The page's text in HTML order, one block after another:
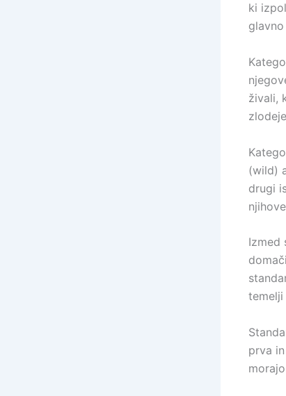
ki
živali,
(wild)
drugi
Izmed
prva